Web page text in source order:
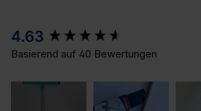
4.63
Basierend auf 40 Bewertungen
New content loaded